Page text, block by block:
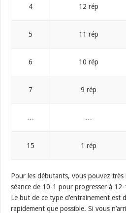
4 12 rép
5 11 rép
6 10 rép
7 9 rép
15 1 rép
Pour les débutants, vous pouvez très
séance de 10-1 pour progresser à
Le but de ce type d’entrainement est
rapidement que possible. Si vous